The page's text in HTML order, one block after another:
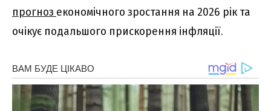
прогноз економічного зростання на 2026 рік та
очікує подальшого прискорення інфляції.